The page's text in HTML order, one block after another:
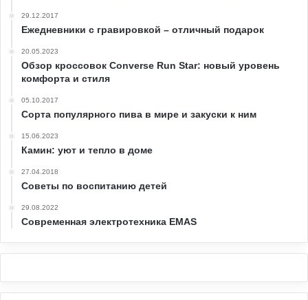
29.12.2017
Ежедневники с гравировкой – отличный подарок
20.05.2023
Обзор кроссовок Converse Run Star: новый уровень
комфорта и стиля
05.10.2017
Сорта популярного пива в мире и закуски к ним
15.06.2023
Камин: уют и тепло в доме
27.04.2018
Советы по воспитанию детей
29.08.2022
Современная электротехника EMAS